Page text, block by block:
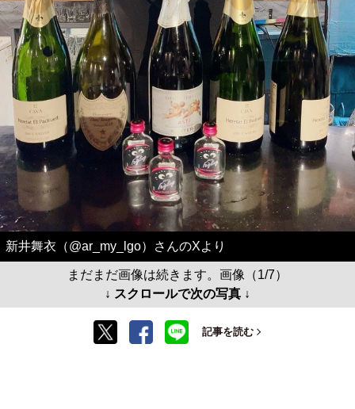
新井舞衣（@ar_my_lgo）さんのXより
まだまだ画像は続きます。画像（1/7）
↓ スクロールで次の写真 ↓
記事を読む